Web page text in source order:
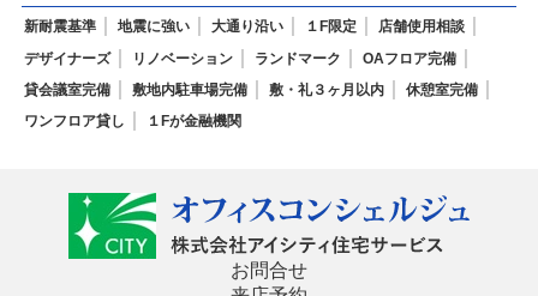
新耐震基準 地震に強い 大通り沿い １F限定
店舗使用相談
デザイナーズ
リノベーション ランドマーク
OAフロア完備
貸会議室完備
敷地内駐車場完備 敷・礼３ヶ月以内
休憩室完備
ワンフロア貸し
１Fが金融機関
お問合せ